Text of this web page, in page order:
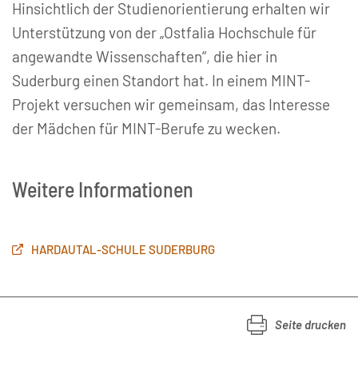
Hinsichtlich der Studienorientierung erhalten wir
Unterstützung von der „Ostfalia Hochschule für
angewandte Wissenschaften“, die hier in
Suderburg einen Standort hat. In einem MINT-
Projekt versuchen wir gemeinsam, das Interesse
der Mädchen für MINT-Berufe zu wecken.
Weitere Informationen
HARDAUTAL-SCHULE SUDERBURG
Seite drucken